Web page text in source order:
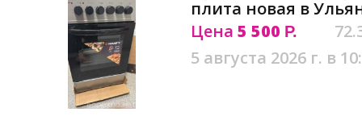
плита новая в
Цена 5 500 Р.
5 августа 2026 г. в